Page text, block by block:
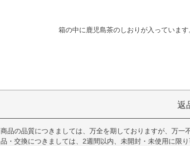
箱の中に鹿児島茶のしおりが入っています
返
商品の品質につきましては、万全を期しておりますが、万
品・交換につきましては、2週間以内、未開封・未使用に限り